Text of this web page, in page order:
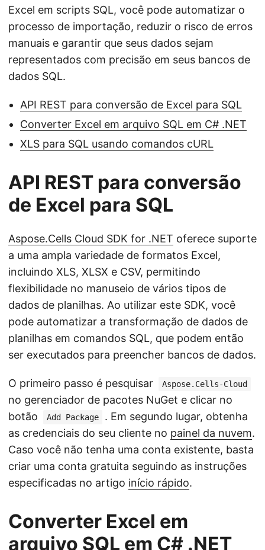
Excel em scripts SQL, você pode automatizar o
processo de importação, reduzir o risco de erros
manuais e garantir que seus dados sejam
representados com precisão em seus bancos de
dados SQL.
API REST para conversão de Excel para SQL
Converter Excel em arquivo SQL em C# .NET
XLS para SQL usando comandos cURL
API REST para conversão
de Excel para SQL
Aspose.Cells Cloud SDK for .NET oferece suporte
a uma ampla variedade de formatos Excel,
incluindo XLS, XLSX e CSV, permitindo
flexibilidade no manuseio de vários tipos de
dados de planilhas. Ao utilizar este SDK, você
pode automatizar a transformação de dados de
planilhas em comandos SQL, que podem então
ser executados para preencher bancos de dados.
O primeiro passo é pesquisar Aspose.Cells-Cloud
no gerenciador de pacotes NuGet e clicar no
botão
Add Package
. Em segundo lugar, obtenha
as credenciais do seu cliente no painel da nuvem.
Caso você não tenha uma conta existente, basta
criar uma conta gratuita seguindo as instruções
especificadas no artigo início rápido.
Converter Excel em
arquivo SQL em C# .NET